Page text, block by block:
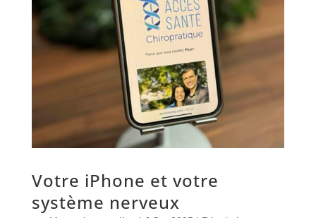
Votre iPhone et votre
système nerveux